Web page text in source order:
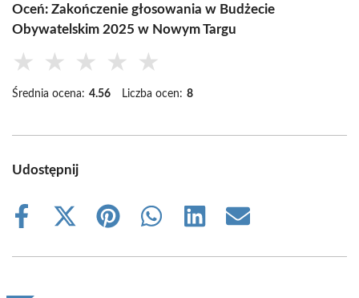
Oceń: Zakończenie głosowania w Budżecie
Obywatelskim 2025 w Nowym Targu
★ ★ ★ ★ ★
Średnia ocena: 4.56 Liczba ocen: 8
Udostępnij
Share
Share
(Twitter)
Share
Share
Share
Share